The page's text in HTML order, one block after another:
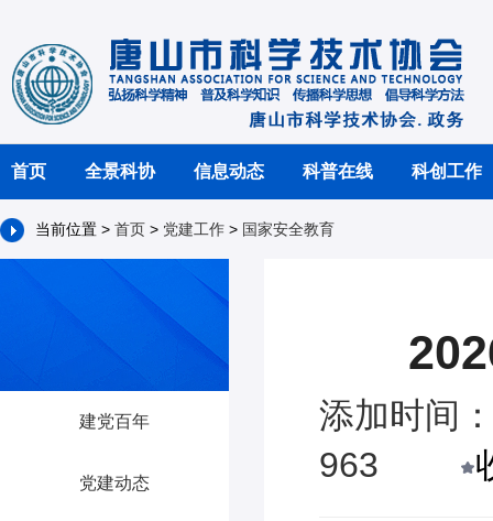
首页 全景科协 信息动态 科普在线 科创工作
当前位置 > 首页 > 党建工作 > 国家安全教育
建党百年
党建动态
添加时间
963